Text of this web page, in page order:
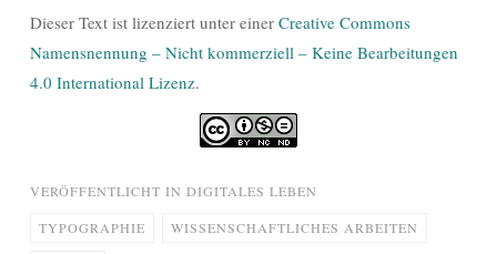
Dieser Text ist lizenziert unter einer Creative Commons
Namensnennung – Nicht kommerziell – Keine Bearbeitungen
4.0 International Lizenz.
VERÖFFENTLICHT IN DIGITALES LEBEN
TYPOGRAPHIE WISSENSCHAFTLICHES ARBEITEN